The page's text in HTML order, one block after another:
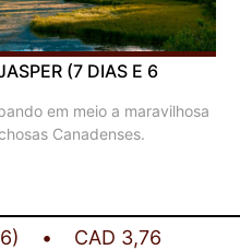
(7 DIAS E 6
em meio a maravilhosa
Canadenses.
CAD 3,76